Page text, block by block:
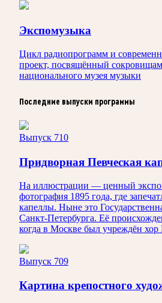
Экспомузыка
Цикл радиопрограмм и
проект, посвящённый
национального музея музыки
Последние выпуски программы
Выпуск 710
Придворная Певческая
На иллюстрации — ценный
фотография 1895 года, где
капеллы. Ныне это
Санкт‑Петербурга. Её
когда в Москве был учреждён хор
Выпуск 709
Картина крепостного